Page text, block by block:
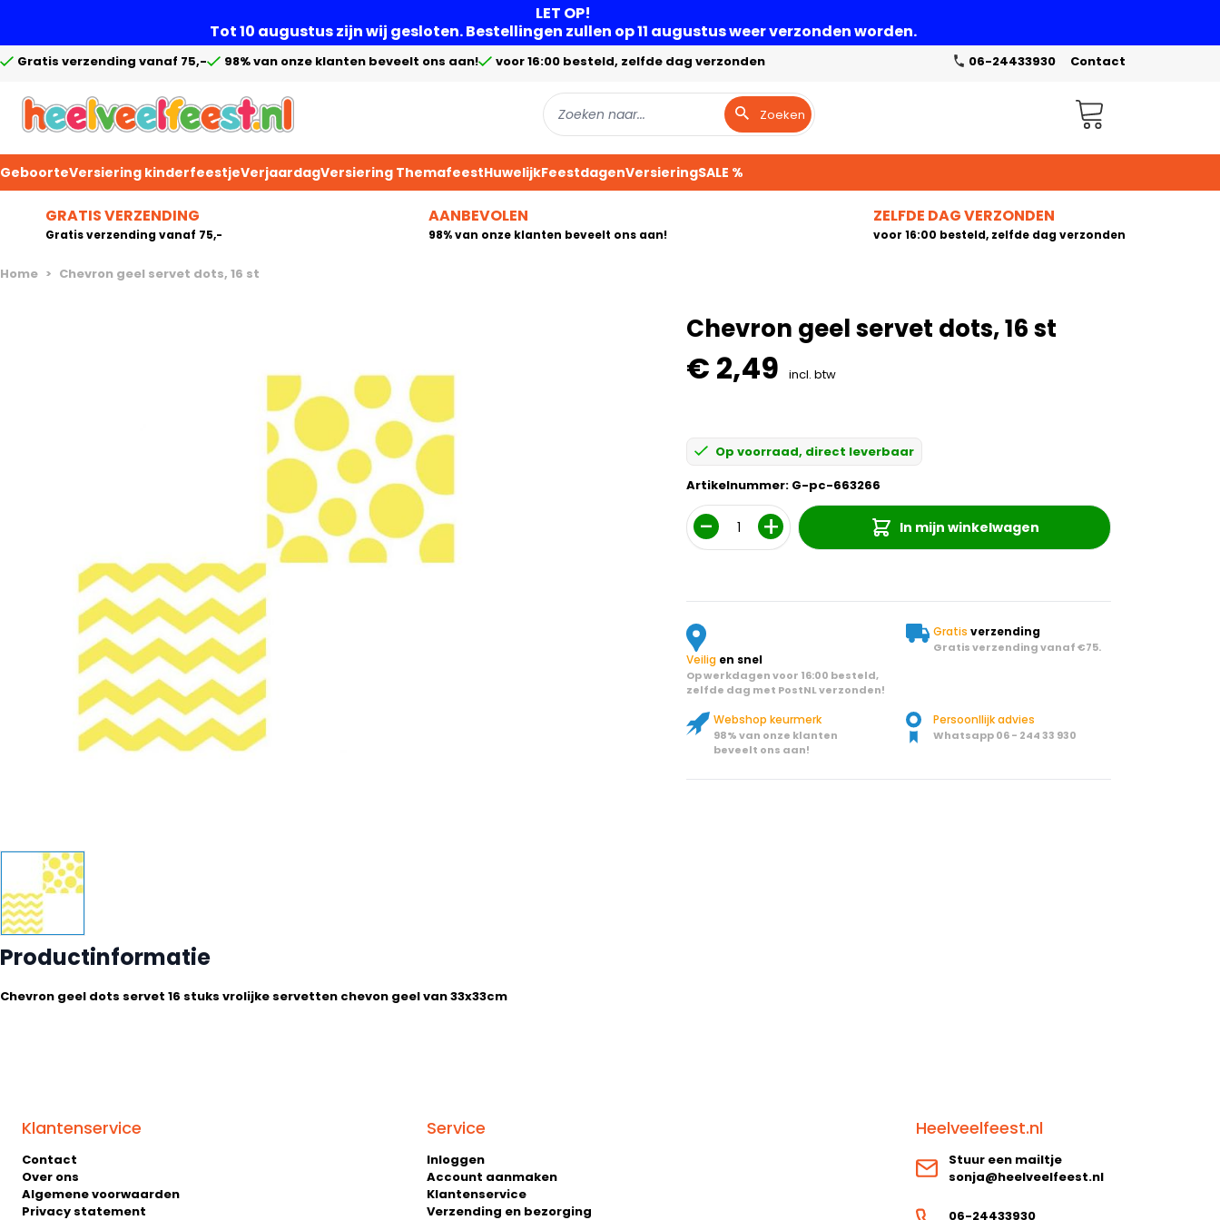
LET OP!
Tot 10 augustus zijn wij gesloten. Bestellingen zullen op 11 augustus weer verzonden worden.
Gratis verzending vanaf 75,- 98% van onze klanten beveelt ons aan! voor 16:00 besteld, zelfde dag verzonden 06-24433930 Contact
Zoeken Winkelwagen
GeboorteVersiering kinderfeestjeVerjaardagVersiering ThemafeestHuwelijkFeestdagenVersieringSALE %
GRATIS VERZENDING
Gratis verzending vanaf 75,-
AANBEVOLEN
98% van onze klanten beveelt ons aan!
ZELFDE DAG VERZONDEN
voor 16:00 besteld, zelfde dag verzonden
Home > Chevron geel servet dots, 16 st
Chevron geel servet dots, 16 st
€ 2,49 incl. btw
Op voorraad, direct leverbaar
Artikelnummer: G-pc-663266
Aantal
In mijn winkelwagen
Veilig en snel
Op werkdagen voor 16:00 besteld,
zelfde dag met PostNL verzonden!
Gratis verzending
Gratis verzending vanaf €75.
Webshop keurmerk
98% van onze klanten
beveelt ons aan!
Persoonllijk advies
Whatsapp 06 - 244 33 930
Productinformatie
Chevron geel dots servet 16 stuks vrolijke servetten chevon geel van 33x33cm
Klantenservice
Contact
Over ons
Algemene voorwaarden
Privacy statement
Service
Inloggen
Account aanmaken
Klantenservice
Verzending en bezorging
Heelveelfeest.nl
Stuur een mailtje
sonja@heelveelfeest.nl
06-24433930